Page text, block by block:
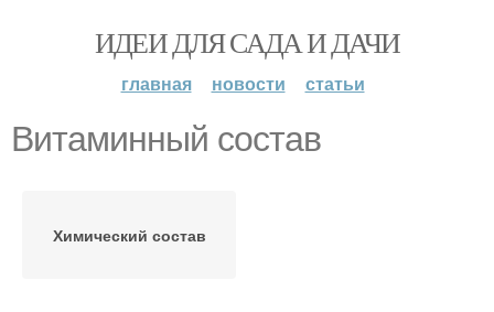
ИДЕИ ДЛЯ САДА И ДАЧИ
главная новости статьи
Витаминный состав
Химический состав